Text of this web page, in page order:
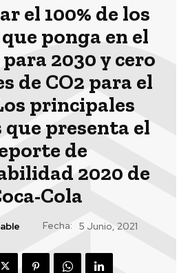
el 100% de los
ponga en el
2030 y cero
de CO2 para el
principales
presenta el
de
2020 de
Cola
Fecha: 5 Junio, 2021